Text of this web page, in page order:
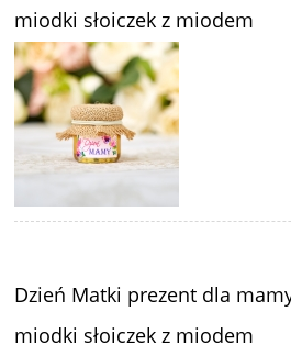
miodki słoiczek z miodem
Dzień Matki prezent dla
miodki słoiczek z miodem